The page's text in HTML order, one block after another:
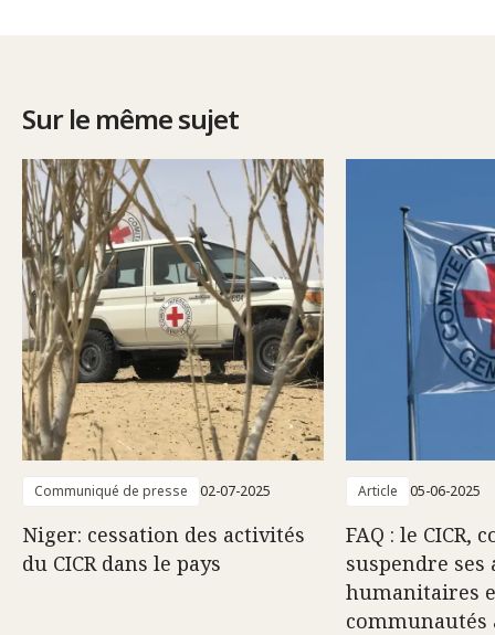
Sur le même sujet
Communiqué de presse 02-07-2025
Niger: cessation des activités
du CICR dans le pays
Article 05-06-2025
FAQ : le CICR,
suspendre ses
humanitaires
communautés